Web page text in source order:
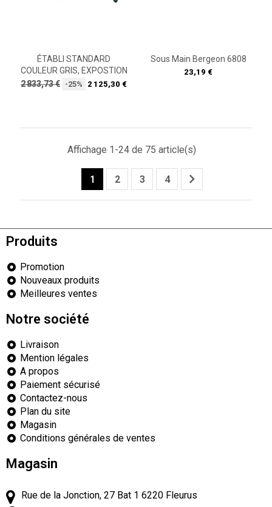
ÉTABLI STANDARD
COULEUR GRIS, EXPOSTION
Prix
2 833,73 € -25% Prix
2 125,30 €
Sous Main Bergeon 6808
Prix
23,19 €
Affichage 1-24 de 75 article(s)
1 2 3 4 
Produits
Promotion
Nouveaux produits
Meilleures ventes
Notre société
Livraison
Mention légales
A propos
Paiement sécurisé
Contactez-nous
Plan du site
Magasin
Conditions générales de ventes
Magasin
Rue de la Jonction, 27 Bat 1 6220 Fleurus